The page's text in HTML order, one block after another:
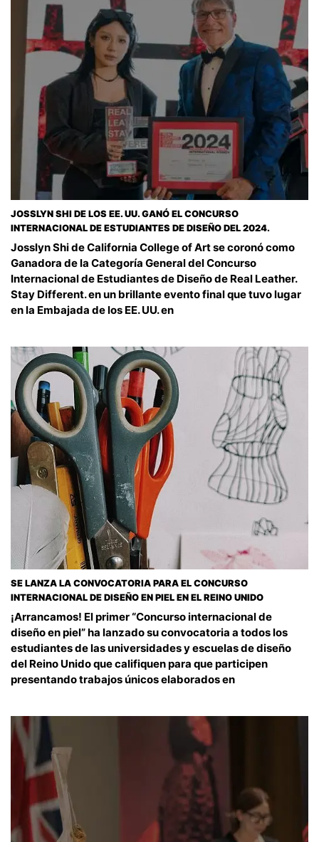
JOSSLYN SHI DE LOS EE. UU. GANÓ EL CONCURSO
INTERNACIONAL DE ESTUDIANTES DE DISEÑO DEL 2024.
Josslyn Shi de California College of Art se coronó como
Ganadora de la Categoría General del Concurso
Internacional de Estudiantes de Diseño de Real Leather.
Stay Different. en un brillante evento final que tuvo lugar
en la Embajada de los EE. UU. en
SE LANZA LA CONVOCATORIA PARA EL CONCURSO
INTERNACIONAL DE DISEÑO EN PIEL EN EL REINO UNIDO
¡Arrancamos! El primer “Concurso internacional de
diseño en piel” ha lanzado su convocatoria a todos los
estudiantes de las universidades y escuelas de diseño
del Reino Unido que califiquen para que participen
presentando trabajos únicos elaborados en